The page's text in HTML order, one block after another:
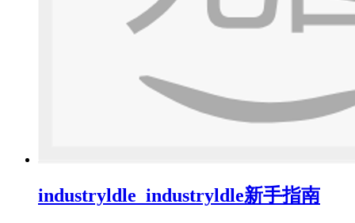
industryldle_industryldle新手指南